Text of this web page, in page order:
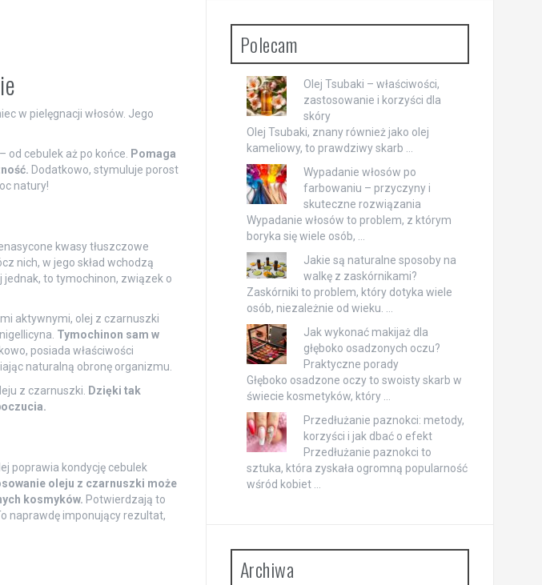
w pielęgnacji włosów. Jego
od cebulek aż po końce.
Pomaga
Dodatkowo, stymuluje porost
natury!
kwasy tłuszczowe
nich, w jego skład wchodzą
jednak, to tymochinon, związek o
aktywnymi, olej z czarnuszki
Tymochinon sam w
posiada właściwości
naturalną obronę organizmu.
z czarnuszki.
Dzięki tak
poprawia kondycję cebulek
oleju z czarnuszki może
kosmyków. Potwierdzają to
naprawdę imponujący rezultat,
Polecam
Olej Tsubaki – właściwości,
zastosowanie i korzyści dla
skóry
Olej Tsubaki, znany również jako olej
kameliowy, to prawdziwy skarb …
Wypadanie włosów po
farbowaniu – przyczyny i
skuteczne rozwiązania
Wypadanie włosów to problem, z którym
boryka się wiele osób, …
Jakie są naturalne sposoby na
walkę z zaskórnikami?
Zaskórniki to problem, który dotyka wiele
osób, niezależnie od wieku. …
Jak wykonać makijaż dla
głęboko osadzonych oczu?
Praktyczne porady
Głęboko osadzone oczy to swoisty skarb w
świecie kosmetyków, który …
Przedłużanie paznokci: metody,
korzyści i jak dbać o efekt
Przedłużanie paznokci to
sztuka, która zyskała ogromną popularność
wśród kobiet …
Archiwa